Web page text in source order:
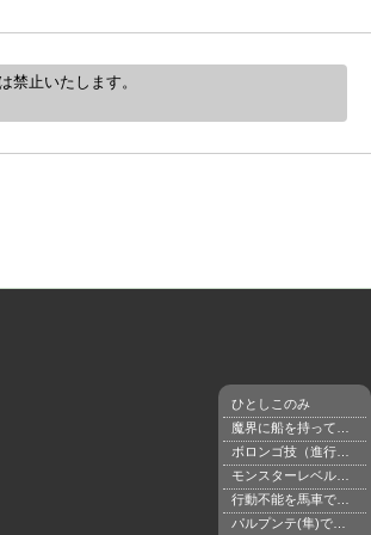
禁止いたします。
ひとしこのみ